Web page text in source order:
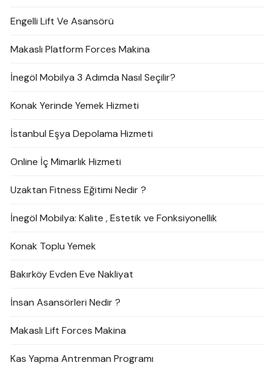
Engelli Lift Ve Asansörü
Makaslı Platform Forces Makina
İnegöl Mobilya 3 Adımda Nasıl Seçilir?
Konak Yerinde Yemek Hizmeti
İstanbul Eşya Depolama Hizmeti
Online İç Mimarlık Hizmeti
Uzaktan Fitness Eğitimi Nedir ?
İnegöl Mobilya: Kalite , Estetik ve Fonksiyonellik
Konak Toplu Yemek
Bakırköy Evden Eve Nakliyat
İnsan Asansörleri Nedir ?
Makaslı Lift Forces Makina
Kas Yapma Antrenman Programı